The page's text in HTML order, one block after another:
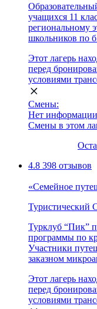
учащихся 11
региональному
школьников по
Этот лагерь
перед
условиями
Смены:
Нет
Смены в этом
4.8 398 отзывов
«Семейное
Туристический
Турклуб “Пик”
программы по
Участники
заказном
Этот лагерь
перед
условиями